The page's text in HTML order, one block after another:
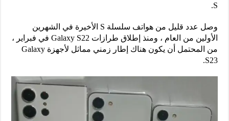
S.
وصل عدد قليل من هواتف سلسلة S الأخيرة في الشهرين
الأولين من العام ، ومنذ إطلاق طرازات Galaxy S22 في فبراير ،
من المحتمل أن يكون هناك إطار زمني مماثل لأجهزة Galaxy
S23.